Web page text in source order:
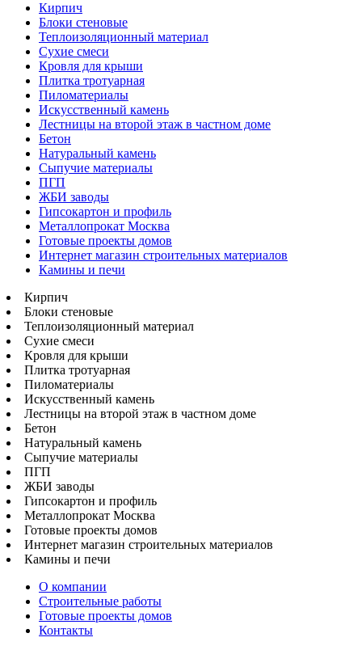
Кирпич
Блоки стеновые
Теплоизоляционный материал
Сухие смеси
Кровля для крыши
Плитка тротуарная
Пиломатериалы
Искусственный камень
Лестницы на второй этаж в частном доме
Бетон
Натуральный камень
Сыпучие материалы
ПГП
ЖБИ заводы
Гипсокартон и профиль
Металлопрокат Москва
Готовые проекты домов
Интернет магазин строительных материалов
Камины и печи
Кирпич
Блоки стеновые
Теплоизоляционный материал
Сухие смеси
Кровля для крыши
Плитка тротуарная
Пиломатериалы
Искусственный камень
Лестницы на второй этаж в частном доме
Бетон
Натуральный камень
Сыпучие материалы
ПГП
ЖБИ заводы
Гипсокартон и профиль
Металлопрокат Москва
Готовые проекты домов
Интернет магазин строительных материалов
Камины и печи
О компании
Строительные работы
Готовые проекты домов
Контакты